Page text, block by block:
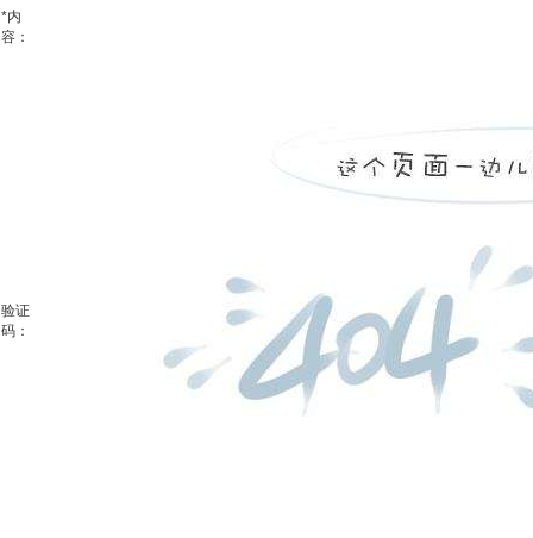
*内
容：
验证
码：